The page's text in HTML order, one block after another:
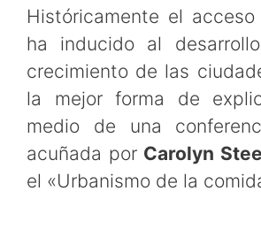
Históricamente el
ha inducido al
crecimiento de las
la mejor forma de
medio de una
acuñada por Carolyn
el «Urbanismo de la